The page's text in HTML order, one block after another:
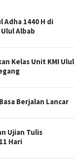
Adha 1440 H di
Albab
Kelas Unit KMI Ulul
Berjalan Lancar
Ujian Tulis
Hari